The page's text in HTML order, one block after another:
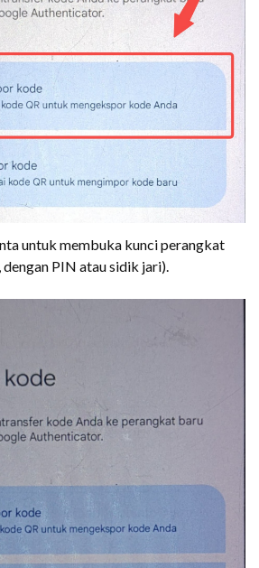
untuk membuka kunci perangkat
dengan PIN atau sidik jari).